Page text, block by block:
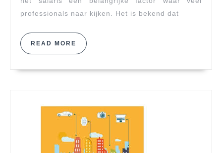
Je
professionals naar kijken. Het is bekend dat
READ MORE READ
MORE